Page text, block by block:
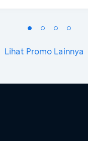
Lihat Promo Lainnya